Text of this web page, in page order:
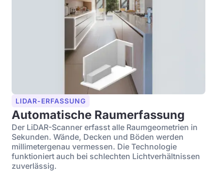
LIDAR-ERFASSUNG
Automatische Raumerfassung
Der LiDAR-Scanner erfasst alle Raumgeometrien in
Sekunden. Wände, Decken und Böden werden
millimetergenau vermessen. Die Technologie
funktioniert auch bei schlechten Lichtverhältnissen
zuverlässig.